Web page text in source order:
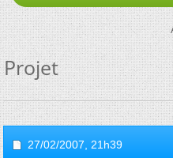
Projet
27/02/2007, 21h39